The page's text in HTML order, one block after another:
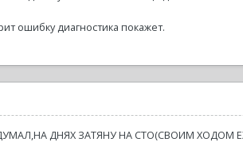
ошибку диагностика покажет.
ДНЯХ ЗАТЯНУ НА СТО(СВОИМ ХОДОМ